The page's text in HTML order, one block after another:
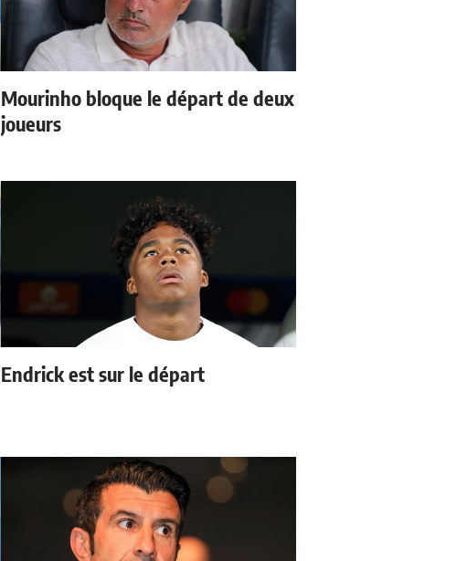
Mourinho bloque le départ de deux
joueurs
Endrick est sur le départ